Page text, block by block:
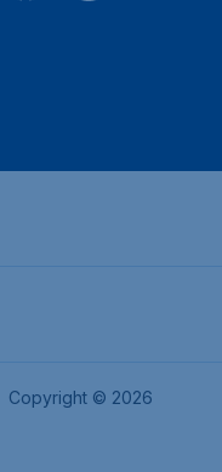
Copyright © 2026